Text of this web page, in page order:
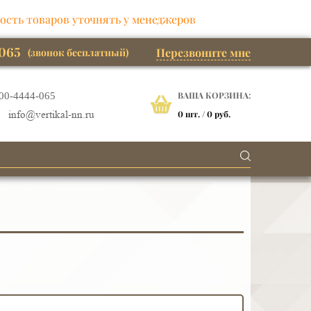
товаров уточнять у менеджеров
(звонок бесплатный) Перезвоните мне
4444-065
info@vertikal-nn.ru
ВАША КОРЗИНА:
0шт. /0 руб.